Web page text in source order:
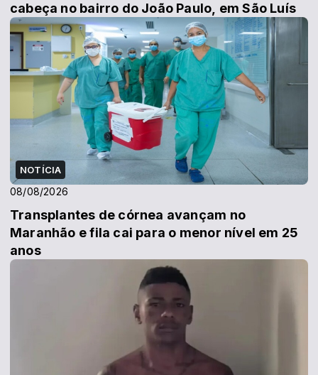
cabeça no bairro do João Paulo, em São Luís
NOTÍCIA
08/08/2026
Transplantes de córnea avançam no
Maranhão e fila cai para o menor nível em 25
anos